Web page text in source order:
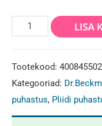
universaalne
puhastuspasta
käsnaga
550g
LISA
Tootekood:
Kategooriad:
puhastus, Pliidi